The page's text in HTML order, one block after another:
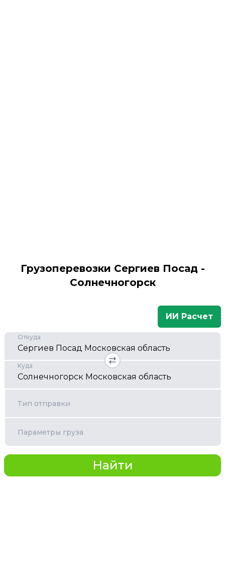
Грузоперевозки Сергиев Посад -
Солнечногорск
ИИ Расчет
Откуда
Куда
Тип отправки
Параметры груза
Найти